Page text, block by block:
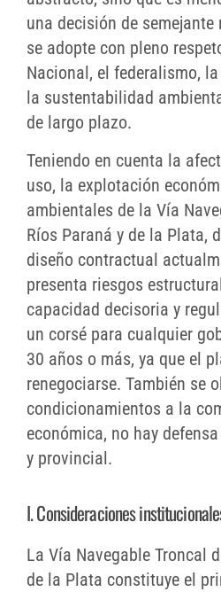
una decisión de
se adopte con pleno
Nacional, el federalismo,
la sustentabilidad
de largo plazo.
Teniendo en cuenta la
uso, la explotación
ambientales de la Vía
Ríos Paraná y de la Plata,
diseño contractual
presenta riesgos
capacidad decisoria y
un corsé para cualquier
30 años o más, ya que el
renegociarse. También se
condicionamientos a la
económica, no hay
y provincial.
I. Consideraciones
La Vía Navegable Troncal
de la Plata constituye el